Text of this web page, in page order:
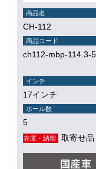
商品名
CH-112
商品コード
ch112-mbp-114.3-
インチ
17インチ
ホール数
5
在庫・納期 取寄せ